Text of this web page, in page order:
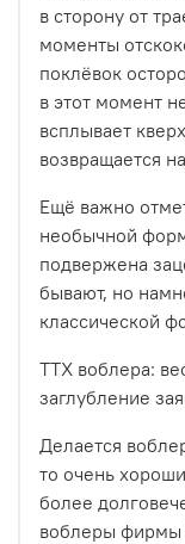
в сторону от
моменты
поклёвок
в этот момент
всплывает
возвращается
Ещё важно
необычной
подвержена
бывают, но
классической
ТТХ воблера:
заглубление
Делается
то очень
более
воблеры фирмы